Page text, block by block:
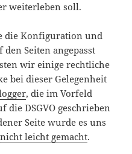
weiterleben soll.
die Konfiguration und
Seiten angepasst
wir einige rechtliche
bei dieser Gelegenheit
, die im Vorfeld
DSGVO geschrieben
Seite wurde es uns
nicht leicht gemacht.